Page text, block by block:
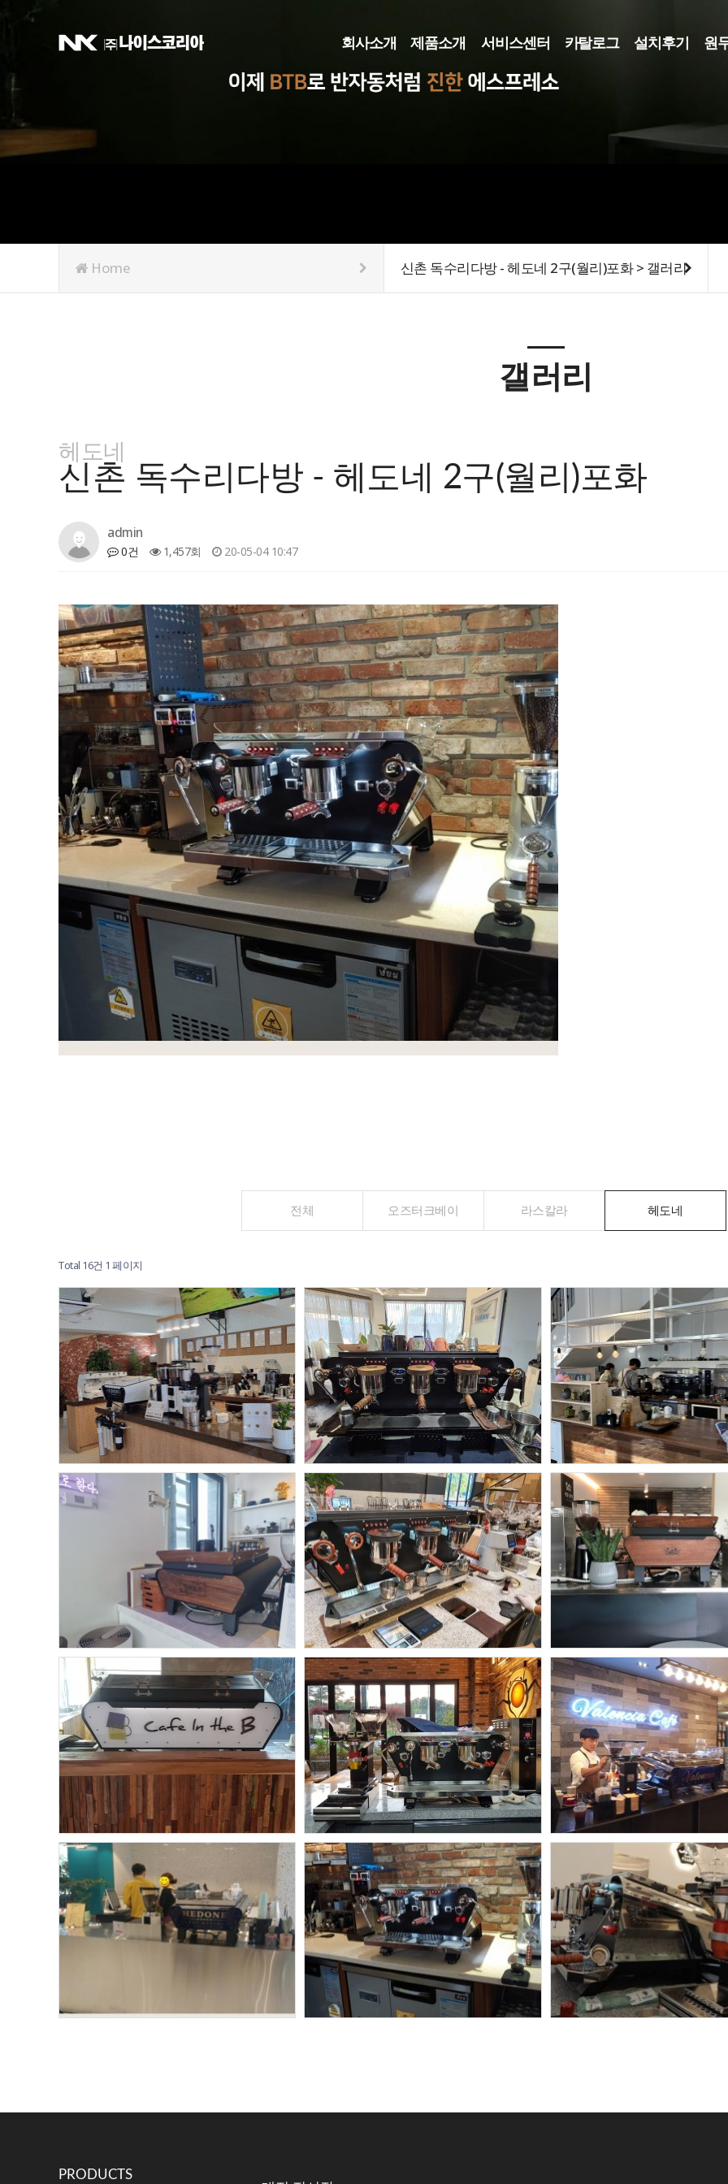
회사소개
회사소개
제품소개
커피머신
서비스센터 카탈로그 설치후기 원
Home 신촌 독수리다방 - 헤도네 2구(월리)포화 > 갤러리
갤러리
헤도네
신촌 독수리다방 - 헤도네 2구(월리)포화
admin
0건 1,457회 20-05-04 10:47
전체 오즈터크베이 라스칼라 헤도네
Total 16건 1 페이지
헤도네
거창-헤도네포화
.
헤도네
헤도네포화3그룹패키지
헤도네
헤도네 포화3그
헤도네
포화 2구 패키지
.
헤도네
헤도네 트리톤 포화 /
허니그라인더
헤도네
샤를몽탁
헤도네
대전 카페인더비 - 헤도네
트리톤(3구) 포화
헤도네
대전 대청호 카페초이스 -
헤도네 월리 포화(2그룹) /
허니그라인더
헤도네
세종 VALENCIA - 헤
트리톤 포화3구 /
허니그라인더
허니그라인더
PRODUCTS